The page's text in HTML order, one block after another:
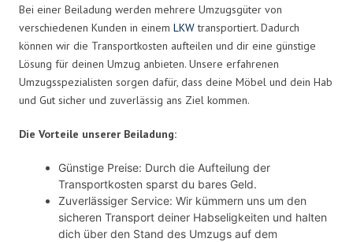
Bei einer Beiladung werden mehrere Umzugsgüter von
verschiedenen Kunden in einem LKWtransportiert. Dadurch
können wir die Transportkosten aufteilen und dir eine günstige
Lösung für deinen Umzug anbieten. Unsere erfahrenen
Umzugsspezialisten sorgen dafür, dass deine Möbel und dein Hab
und Gut sicher und zuverlässig ans Ziel kommen.
Die Vorteile unserer Beiladung:
Günstige Preise: Durch die Aufteilung der
Transportkosten sparst du bares Geld.
Zuverlässiger Service: Wir kümmern uns um den
sicheren Transport deiner Habseligkeiten und halten
dich über den Stand des Umzugs auf dem